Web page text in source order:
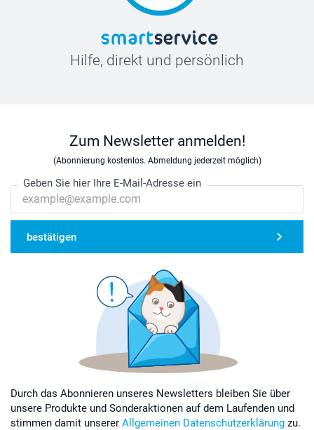
Hilfe, direkt und persönlich
Zum Newsletter anmelden!
(Abonnierung kostenlos. Abmeldung jederzeit möglich)
Geben Sie hier Ihre E-Mail-Adresse ein
bestätigen
Durch das Abonnieren unseres Newsletters bleiben Sie über
unsere Produkte und Sonderaktionen auf dem Laufenden und
stimmen damit unserer Allgemeinen Datenschutzerklärung zu.